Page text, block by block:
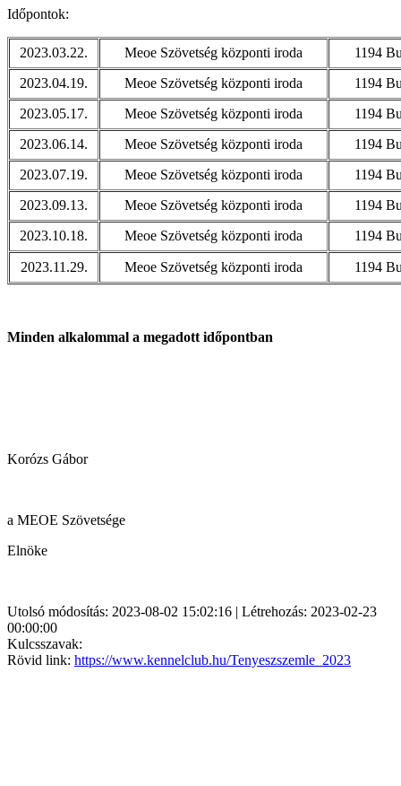
Időpontok:
2023.03.22. Meoe Szövetség központi iroda
1194
2023.04.19.
Meoe Szövetség központi iroda
1194
2023.05.17.
Meoe Szövetség központi iroda
1194
2023.06.14.
Meoe Szövetség központi iroda
1194
2023.07.19.
Meoe Szövetség központi iroda
1194
2023.09.13.
Meoe Szövetség központi iroda
1194
2023.10.18.
Meoe Szövetség központi iroda 1194
2023.11.29. Meoe Szövetség központi iroda 1194
Minden alkalommal a megadott időpontban
Korózs Gábor
a MEOE Szövetsége
Elnöke
Utolsó módosítás: 2023-08-02 15:02:16 | Létrehozás: 2023-02-23
00:00:00
Kulcsszavak:
Rövid link: https://www.kennelclub.hu/Tenyeszszemle_2023